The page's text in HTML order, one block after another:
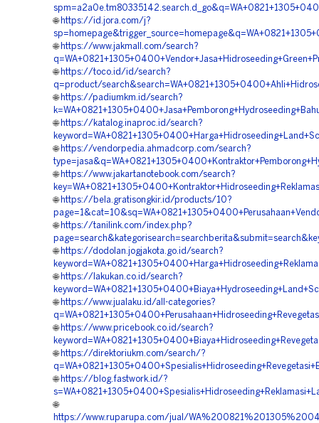
🌐 https://id.jora.com/j?
🌐 https://www.jakmall.com/search?
🌐 https://toco.id/id/search?
q=product/
🌐 https://padiumkm.id/search?
🌐 https://katalog.inaproc.id/search?
🌐 https://vendorpedia.ahmadcorp.com/search?
🌐 https://www.jakartanotebook.com/search?
🌐 https://bela.gratisongkir.id/products/10?
🌐 https://tanilink.com/index.php?
🌐 https://dodolan.jogjakota.go.id/search?
🌐 https://lakukan.co.id/search?
🌐 https://www.jualaku.id/all-categories?
🌐 https://www.pricebook.co.id/search?
🌐 https://direktoriukm.com/search/?
🌐 https://blog.fastwork.id/?
🌐
https://www.ruparupa.com/jual/